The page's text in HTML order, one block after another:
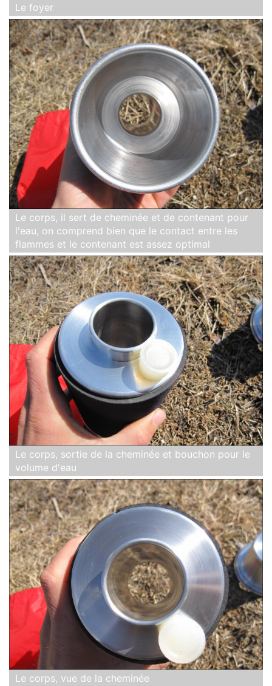
Le foyer
Le corps, il sert de cheminée et de contenant pour
l'eau, on comprend bien que le contact entre les
flammes et le contenant est assez optimal
Le corps, sortie de la cheminée et bouchon pour le
volume d'eau
Le corps, vue de la cheminée